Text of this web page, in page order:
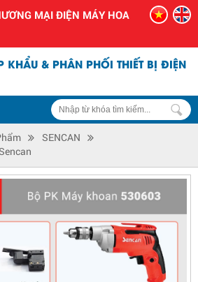
MẠI ĐIỆN MÁY HOA
KHẨU & PHÂN PHỐI THIẾT BỊ ĐIỆN
SENCAN